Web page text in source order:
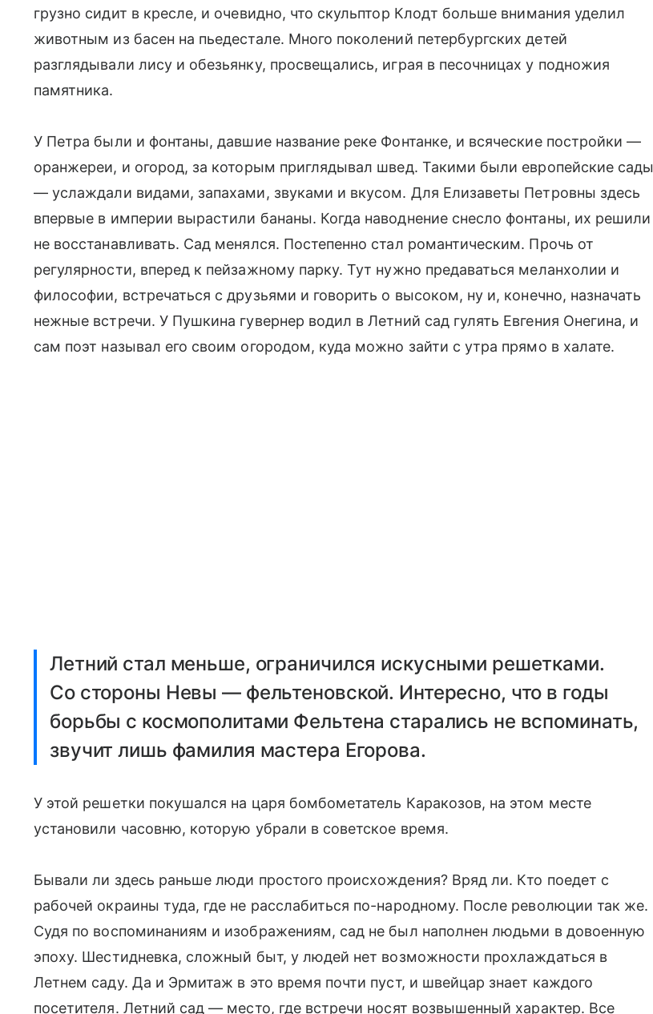
грузно сидит в кресле, и очевидно, что скульптор Клодт больше внимания уделил
животным из басен на пьедестале. Много поколений петербургских детей
разглядывали лису и обезьянку, просвещались, играя в песочницах у подножия
памятника.
У Петра были и фонтаны, давшие название реке Фонтанке, и всяческие постройки —
оранжереи, и огород, за которым приглядывал швед. Такими были европейские сады
— услаждали видами, запахами, звуками и вкусом. Для Елизаветы Петровны здесь
впервые в империи вырастили бананы. Когда наводнение снесло фонтаны, их решили
не восстанавливать. Сад менялся. Постепенно стал романтическим. Прочь от
регулярности, вперед к пейзажному парку. Тут нужно предаваться меланхолии и
философии, встречаться с друзьями и говорить о высоком, ну и, конечно, назначать
нежные встречи. У Пушкина гувернер водил в Летний сад гулять Евгения Онегина, и
сам поэт называл его своим огородом, куда можно зайти с утра прямо в халате.
Летний стал меньше, ограничился искусными решетками.
Со стороны Невы — фельтеновской. Интересно, что в годы
борьбы с космополитами Фельтена старались не вспоминать,
звучит лишь фамилия мастера Егорова.
У этой решетки покушался на царя бомбометатель Каракозов, на этом месте
установили часовню, которую убрали в советское время.
Бывали ли здесь раньше люди простого происхождения? Вряд ли. Кто поедет с
рабочей окраины туда, где не расслабиться по-народному. После революции так же.
Судя по воспоминаниям и изображениям, сад не был наполнен людьми в довоенную
эпоху. Шестидневка, сложный быт, у людей нет возможности прохлаждаться в
Летнем саду. Да и Эрмитаж в это время почти пуст, и швейцар знает каждого
посетителя. Летний сад — место, где встречи носят возвышенный характер. Все